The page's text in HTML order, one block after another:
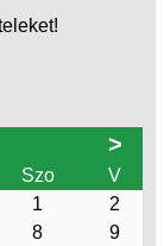
>
Szo
V
1
2
8
9